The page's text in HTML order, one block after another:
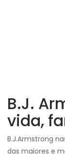
B.J.
vida,
B.J.Armstrong
das maiores e